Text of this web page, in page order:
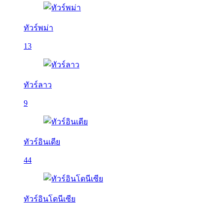
ทัวร์พม่า
13
ทัวร์ลาว
9
ทัวร์อินเดีย
44
ทัวร์อินโดนีเซีย